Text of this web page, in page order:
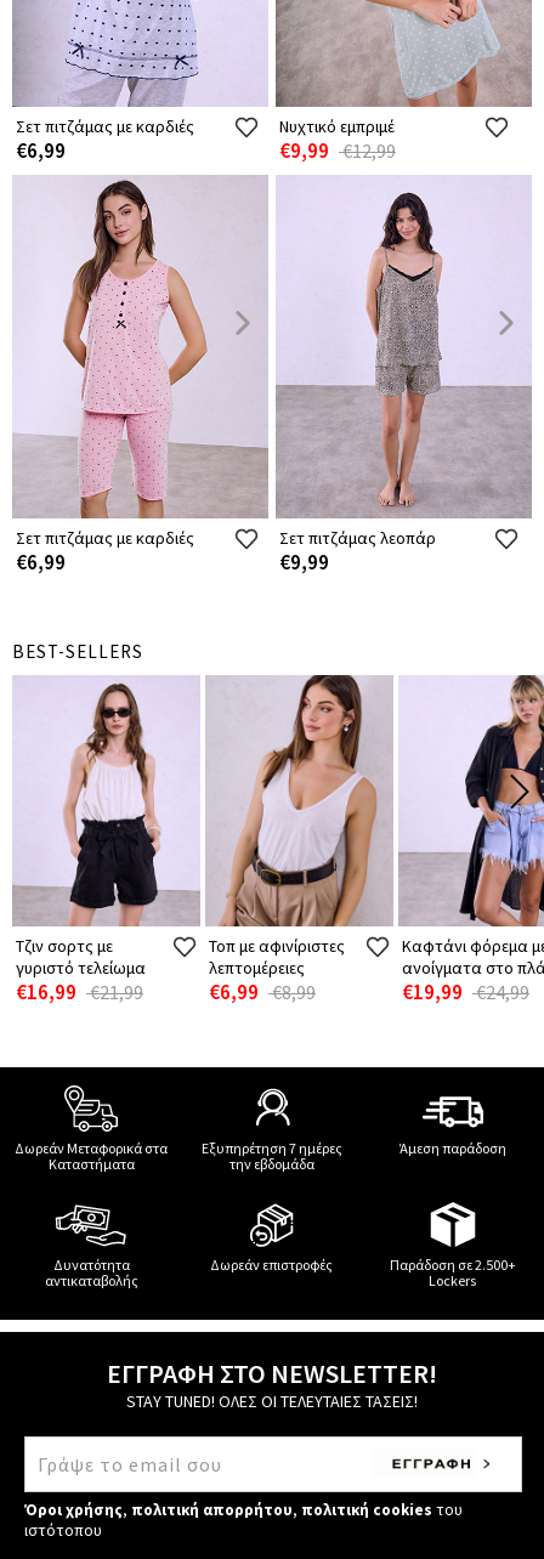
Σετ πιτζάμας με καρδιές
€6,99
Νυχτικό εμπριμέ
€9,99 €12,99
Σετ πιτζάμας με καρδιές
€6,99
Σετ πιτζάμας λεοπάρ
€9,99
BEST-SELLERS
Τζιν σορτς με
γυριστό τελείωμα
€16,99 €21,99
Τοπ με αφινίριστες
λεπτομέρειες
€6,99 €8,99
Καφτάνι φόρεμα
ανοίγματα στο
€19,99 €24,99
Δωρεάν Μεταφορικά στα
Καταστήματα
Εξυπηρέτηση 7 ημέρες
την εβδομάδα
Άμεση παράδοση
Δυνατότητα
αντικαταβολής
Δωρεάν επιστροφές
Παράδοση σε 2.500+
Lockers
ΕΓΓΡΑΦΗ ΣΤΟ NEWSLETTER!
STAY TUNED! ΟΛΕΣ ΟΙ ΤΕΛΕΥΤΑΙΕΣ ΤΑΣΕΙΣ!
Όροι χρήσης, πολιτική απορρήτου, πολιτική cookies του
ιστότοπου